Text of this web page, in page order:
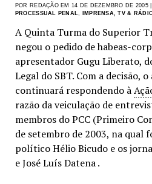
POR REDAÇÃO EM 14 DE DEZEMBRO DE 2005 |
PROCESSUAL PENAL
IMPRENSA, TV &
A Quinta Turma do Superior
negou o pedido de habeas-
apresentador Gugu Liberato,
Legal do SBT. Com a decisão,
continuará respondendo à
razão da veiculação de
membros do PCC (Primeiro
de setembro de 2003, na qual
político Hélio Bicudo e os
e José Luís Datena .